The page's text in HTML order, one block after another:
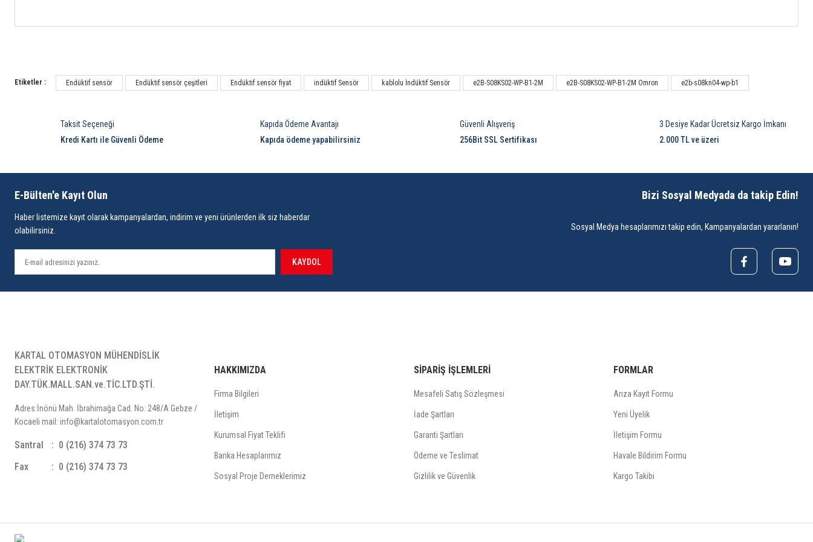
Etiketler : Endüktif sensör Endüktif sensör çeşitleri Endüktif sensör fiyat indüktif Sensör kablolu İndüktif Sensör e2B-S08KS02-WP-B1-2M e2B-S08KS02-WP-B1-2M Omron e2b-s08kn04-wp-b1
3 Desiye Kadar Ücretsiz Kargo İmkanı
2.000 TL ve üzeri
Kapıda Ödeme Avantajı
Kapıda ödeme yapabilirsiniz
Güvenli Alışveriş
256Bit SSL Sertifikası
Taksit Seçeneği
Kredi Kartı ile Güvenli Ödeme
E-Bülten'e Kayıt Olun
Haber listemize kayıt olarak kampanyalardan, indirim ve yeni ürünlerden ilk siz haberdar
olabilirsiniz.
KAYDOL
Bizi Sosyal Medyada da takip Edin!
Sosyal Medya hesaplarımızı takip edin, Kampanyalardan yararlanın!
KARTAL OTOMASYON MÜHENDİSLİK
ELEKTRİK ELEKTRONİK
DAY.TÜK.MALL.SAN.ve.TİC.LTD.ŞTİ.
Adres:İnönü Mah. İbrahimağa Cad. No: 248/A Gebze /
Kocaeli mail: info@kartalotomasyon.com.tr
Santral
0 (216) 374 73 73
Fax
0 (216) 374 73 73
HAKKIMIZDA
Firma Bilgileri
İletişim
Kurumsal Fiyat Teklifi
Banka Hesaplarımız
Sosyal Proje Derneklerimiz
SİPARİŞ İŞLEMLERİ
Mesafeli Satış Sözleşmesi
İade Şartları
Garanti Şartları
Ödeme ve Teslimat
Gizlilik ve Güvenlik
FORMLAR
Arıza Kayıt Formu
Yeni Üyelik
İletişim Formu
Havale Bildirim Formu
Kargo Takibi